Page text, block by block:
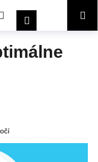
HľadaťPrihlásenieNákupný